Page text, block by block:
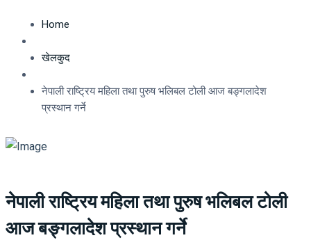
Home
खेलकुद
नेपाली राष्ट्रिय महिला तथा पुरुष भलिबल टोली आज बङ्गलादेश
प्रस्थान गर्ने
नेपाली राष्ट्रिय महिला तथा पुरुष भलिबल टोली
आज बङ्गलादेश प्रस्थान गर्ने